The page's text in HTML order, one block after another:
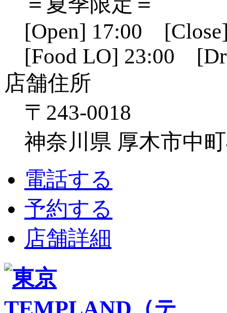
[Open] 17:00
[Food LO] 23:00
店舗住所
〒243-0018
神奈川県 厚木市中
電話する
予約する
店舗詳細